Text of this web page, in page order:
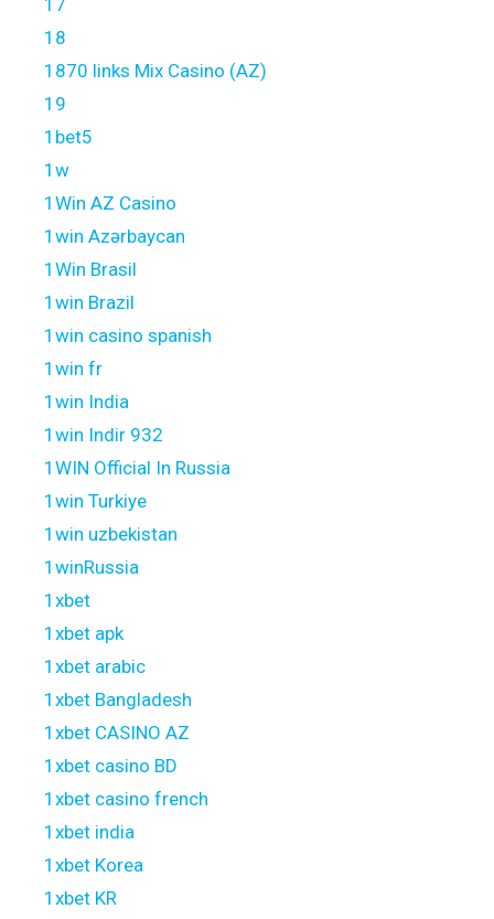
17
18
1870 links Mix Casino (AZ)
19
1bet5
1w
1Win AZ Casino
1win Azərbaycan
1Win Brasil
1win Brazil
1win casino spanish
1win fr
1win India
1win Indir 932
1WIN Official In Russia
1win Turkiye
1win uzbekistan
1winRussia
1xbet
1xbet apk
1xbet arabic
1xbet Bangladesh
1xbet CASINO AZ
1xbet casino BD
1xbet casino french
1xbet india
1xbet Korea
1xbet KR